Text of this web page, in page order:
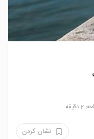
نشان کردن